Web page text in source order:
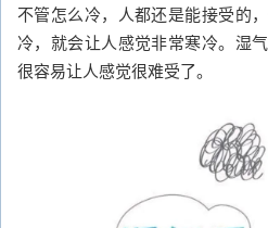
不管怎么冷，人都还是能接受的
冷，就会让人感觉非常寒冷。湿
很容易让人感觉很难受了。